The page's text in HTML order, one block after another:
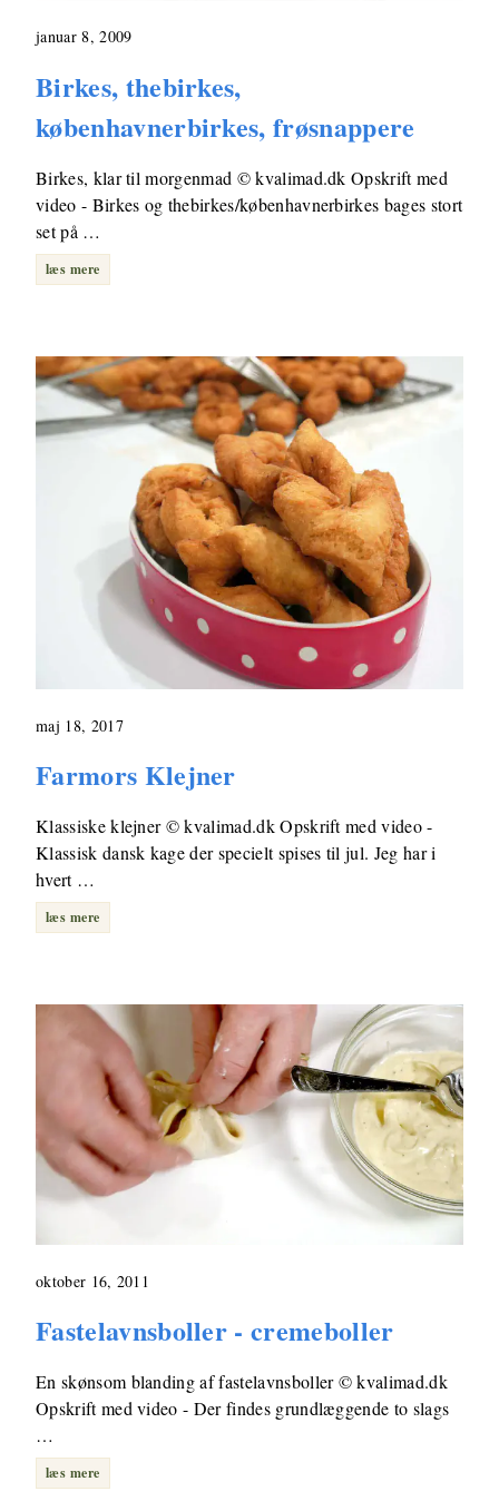
januar 8, 2009
Birkes, thebirkes,
københavnerbirkes, frøsnappere
Birkes, klar til morgenmad © kvalimad.dk Opskrift med
video - Birkes og thebirkes/københavnerbirkes bages stort
set på …
læs mere
maj 18, 2017
Farmors Klejner
Klassiske klejner © kvalimad.dk Opskrift med video -
Klassisk dansk kage der specielt spises til jul. Jeg har i
hvert …
læs mere
oktober 16, 2011
Fastelavnsboller - cremeboller
En skønsom blanding af fastelavnsboller © kvalimad.dk
Opskrift med video - Der findes grundlæggende to slags
…
læs mere